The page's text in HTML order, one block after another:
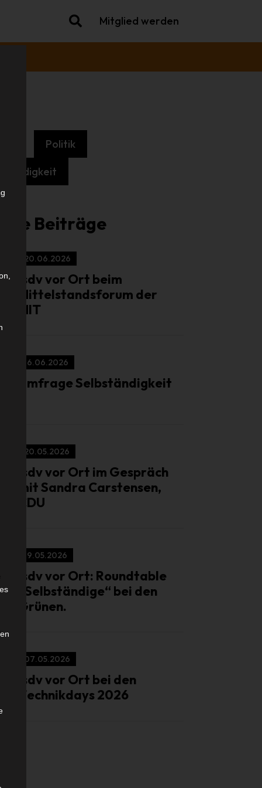
Mitglied werden
Politik
Beiträge
20.06.2026
isdv vor Ort beim
Mittelstandsforum der
MIT
16.06.2026
Umfrage Selbständigkeit
20.05.2026
isdv vor Ort im Gespräch
mit Sandra Carstensen,
CDU
19.05.2026
isdv vor Ort: Roundtable
„Selbständige“ bei den
Grünen.
07.05.2026
isdv vor Ort bei den
Technikdays 2026